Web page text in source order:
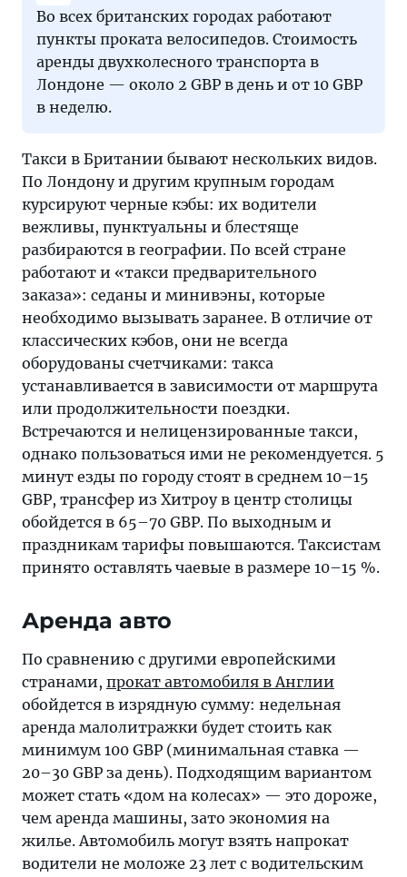
Во всех британских городах работают
пункты проката велосипедов. Стоимость
аренды двухколесного транспорта в
Лондоне — около 2 GBP в день и от 10 GBP
в неделю.
Такси в Британии бывают нескольких видов.
По Лондону и другим крупным городам
курсируют черные кэбы: их водители
вежливы, пунктуальны и блестяще
разбираются в географии. По всей стране
работают и «такси предварительного
заказа»: седаны и минивэны, которые
необходимо вызывать заранее. В отличие от
классических кэбов, они не всегда
оборудованы счетчиками: такса
устанавливается в зависимости от маршрута
или продолжительности поездки.
Встречаются и нелицензированные такси,
однако пользоваться ими не рекомендуется. 5
минут езды по городу стоят в среднем 10–15
GBP, трансфер из Хитроу в центр столицы
обойдется в 65–70 GBP. По выходным и
праздникам тарифы повышаются. Таксистам
принято оставлять чаевые в размере 10–15 %.
Аренда авто
По сравнению с другими европейскими
странами, прокат автомобиля в Англии
обойдется в изрядную сумму: недельная
аренда малолитражки будет стоить как
минимум 100 GBP (минимальная ставка —
20–30 GBP за день). Подходящим вариантом
может стать «дом на колесах» — это дороже,
чем аренда машины, зато экономия на
жилье. Автомобиль могут взять напрокат
водители не моложе 23 лет с водительским